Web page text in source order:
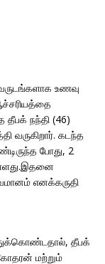
உணவு
தீபக் நந்தி (46)
வருகிறார். கடந்த
போது, 2
எனக்கருதி
தீபக்
மற்றும்